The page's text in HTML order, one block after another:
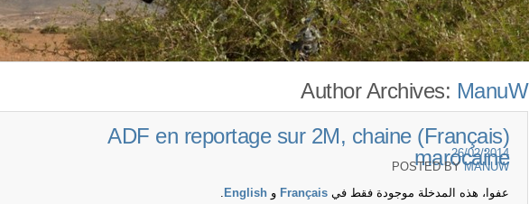
Author Archives: ManuW
(Français) ADF en reportage sur 2M, chaine
marocaine
26/02/2014
POSTED BYMANUW
عفوا، هذه المدخلة موجودة فقط في Français و English